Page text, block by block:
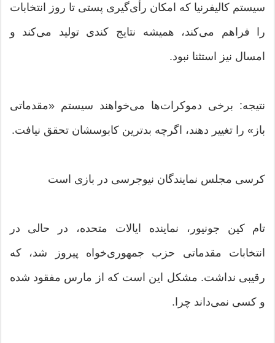
سیستم کالیفرنیا که امکان رأی‌گیری پستی تا روز انتخابات
را فراهم می‌کند، همیشه نتایج کندی تولید می‌کند و
امسال نیز استثنا نبود.
نتیجه: برخی دموکرات‌ها می‌خواهند سیستم «مقدماتی
باز» را تغییر دهند، اگرچه بدترین کابوسشان تحقق نیافت.
کرسی مجلس نمایندگان نیوجرسی در بازی است
تام کین جونیور، نماینده ایالات متحده، در حالی در
انتخابات مقدماتی حزب جمهوری‌خواه پیروز شد، که
رقیبی نداشت. مشکل این است که از مارس مفقود شده
و کسی نمی‌داند چرا.